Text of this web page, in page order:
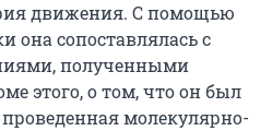
движения. С помощью
она сопоставлялась с
полученными
этого, о том, что он был
молекулярно-